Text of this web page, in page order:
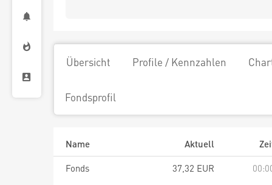
Übersicht Profile / Kennzahlen
Fondsprofil
Name Aktuell
Fonds
37,32 EUR